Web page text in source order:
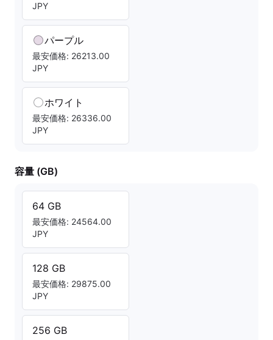
JPY
パープル
最安価格: 26213.00
JPY
ホワイト
最安価格: 26336.00
JPY
容量 (GB)
64 GB
最安価格: 24564.00
JPY
128 GB
最安価格: 29875.00
JPY
256 GB